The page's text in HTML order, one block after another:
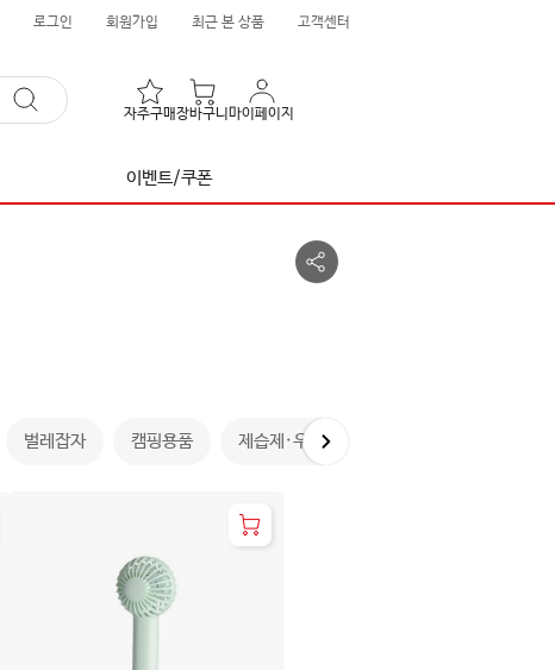
로그인 회원가입 최근 본 상품 고객센터
자주구매장바구니 마이페이지
이벤트/쿠폰
공
유
벌레잡자 캠핑용품 제습제·우산